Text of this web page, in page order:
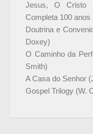
Jesus, O Cristo
Completa 100 anos
Doutrina e
Doxey)
O Caminho da
Smith)
A Casa do Senhor
Gospel Trilogy (W.